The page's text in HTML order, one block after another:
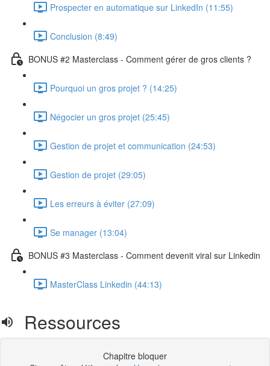
Prospecter en automatique sur LinkedIn (11:55)
Conclusion (8:49)
BONUS #2 Masterclass - Comment gérer de gros clients ?
Pourquoi un gros projet ? (14:25)
Négocier un gros projet (25:45)
Gestion de projet et communication (24:53)
Gestion de projet (29:05)
Les erreurs à éviter (27:09)
Se manager (13:04)
BONUS #3 Masterclass - Comment devenit viral sur Linkedin
MasterClass Linkedin (44:13)
Ressources
Chapitre bloquer